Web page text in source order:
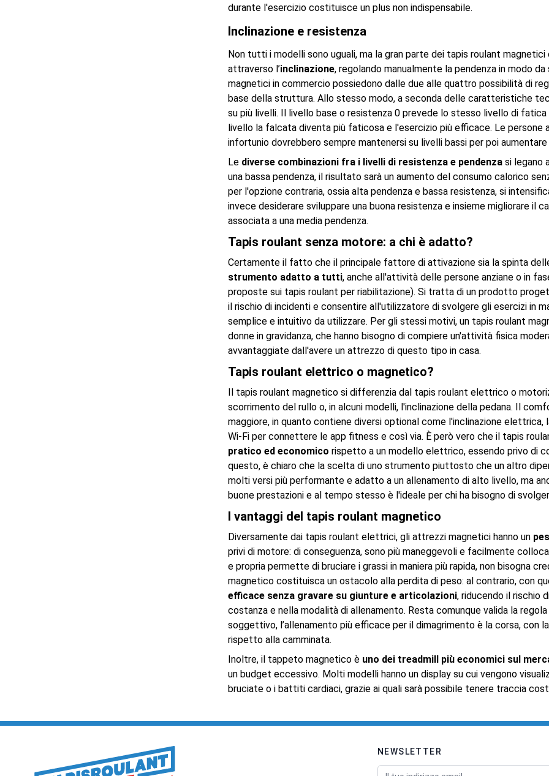
durante l'esercizio costituisce un plus non indispensabile.
Inclinazione e resistenza
Non tutti i modelli sono uguali, ma la gran parte dei tapis roulant
attraverso l’inclinazione, regolando manualmente la pendenza in modo
magnetici in commercio possiedono dalle due alle quattro possibilità di
base della struttura. Allo stesso modo, a seconda delle caratteristiche
su più livelli. Il livello base o resistenza 0 prevede lo stesso livello di fatica
livello la falcata diventa più faticosa e l'esercizio più efficace. Le persone
infortunio dovrebbero sempre mantenersi su livelli bassi per poi
Le diverse combinazioni fra i livelli di resistenza e pendenza si legano
una bassa pendenza, il risultato sarà un aumento del consumo calorico
per l'opzione contraria, ossia alta pendenza e bassa resistenza, si
invece desiderare sviluppare una buona resistenza e insieme migliorare il
associata a una media pendenza.
Tapis roulant senza motore: a chi è adatto?
Certamente il fatto che il principale fattore di attivazione sia la spinta
strumento adatto a tutti, anche all'attività delle persone anziane o in
proposte sui tapis roulant per riabilitazione). Si tratta di un prodotto
il rischio di incidenti e consentire all'utilizzatore di svolgere gli esercizi in
semplice e intuitivo da utilizzare. Per gli stessi motivi, un tapis roulant
donne in gravidanza, che hanno bisogno di compiere un'attività fisica
avvantaggiate dall'avere un attrezzo di questo tipo in casa.
Tapis roulant elettrico o magnetico?
Il tapis roulant magnetico si differenzia dal tapis roulant elettrico o
scorrimento del rullo o, in alcuni modelli, l'inclinazione della pedana. Il
maggiore, in quanto contiene diversi optional come l'inclinazione
Wi-Fi per connettere le app fitness e così via. È però vero che il tapis
pratico ed economico rispetto a un modello elettrico, essendo privo di
questo, è chiaro che la scelta di uno strumento piuttosto che un altro
molti versi più performante e adatto a un allenamento di alto livello, ma
buone prestazioni e al tempo stesso è l'ideale per chi ha bisogno di
I vantaggi del tapis roulant magnetico
Diversamente dai tapis roulant elettrici, gli attrezzi magnetici hanno un
privi di motore: di conseguenza, sono più maneggevoli e facilmente
e propria permette di bruciare i grassi in maniera più rapida, non bisogna
magnetico costituisca un ostacolo alla perdita di peso: al contrario, con
efficace senza gravare su giunture e articolazioni, riducendo il rischio
costanza e nella modalità di allenamento. Resta comunque valida la
soggettivo, l’allenamento più efficace per il dimagrimento è la corsa, con
rispetto alla camminata.
Inoltre, il tappeto magnetico è uno dei treadmill più economici sul
un budget eccessivo. Molti modelli hanno un display su cui vengono
bruciate o i battiti cardiaci, grazie ai quali sarà possibile tenere traccia
NEWSLETTER
Indirizzo email